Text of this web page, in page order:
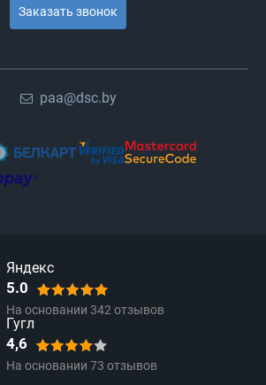
Заказать звонок
paa@dsc.by
Яндекс
5.0
На основании 342отзывов
Гугл
4,6
На основании 73 отзывов